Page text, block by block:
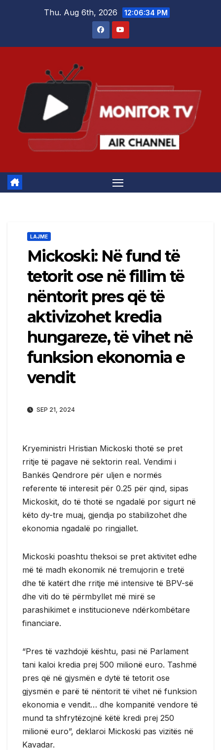
Thu. Aug 6th, 2026 12:06:34 PM
LAJME
Mickoski: Në fund të
tetorit ose në fillim të
nëntorit pres që të
aktivizohet kredia
hungareze, të vihet në
funksion ekonomia e
vendit
SEP 21, 2024
Kryeministri Hristian Mickoski thotë se pret
rritje të pagave në sektorin real. Vendimi i
Bankës Qendrore për uljen e normës
referente të interesit për 0.25 për qind, sipas
Mickoskit, do të thotë se ngadalë por sigurt në
këto dy-tre muaj, gjendja po stabilizohet dhe
ekonomia ngadalë po ringjallet.
Mickoski poashtu theksoi se pret aktivitet edhe
më të madh ekonomik në tremujorin e tretë
dhe të katërt dhe rritje më intensive të BPV-së
dhe viti do të përmbyllet më mirë se
parashikimet e institucioneve ndërkombëtare
financiare.
“Pres të vazhdojë kështu, pasi në Parlament
tani kaloi kredia prej 500 milionë euro. Tashmë
pres që në gjysmën e dytë të tetorit ose
gjysmën e parë të nëntorit të vihet në funksion
ekonomia e vendit… dhe kompanitë vendore të
mund ta shfrytëzojnë këtë kredi prej 250
milionë euro”, deklaroi Mickoski pas vizitës në
Kavadar.